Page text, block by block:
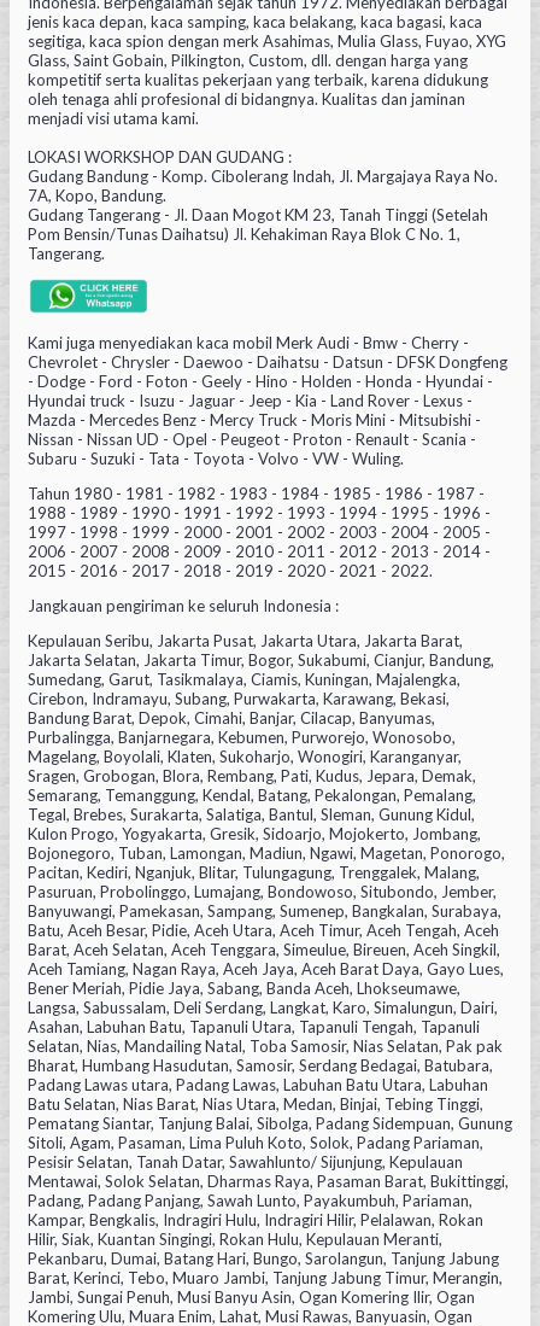
jenis kaca depan, kaca samping, kaca belakang, kaca bagasi, kaca
segitiga, kaca spion dengan merk Asahimas, Mulia Glass, Fuyao, XYG
Glass, Saint Gobain, Pilkington, Custom, dll. dengan harga yang
kompetitif serta kualitas pekerjaan yang terbaik, karena didukung
oleh tenaga ahli profesional di bidangnya. Kualitas dan jaminan
menjadi visi utama kami.
LOKASI WORKSHOP DAN GUDANG :
Gudang Bandung - Komp. Cibolerang Indah, Jl. Margajaya Raya No.
7A, Kopo, Bandung.
Gudang Tangerang - Jl. Daan Mogot KM 23, Tanah Tinggi (Setelah
Pom Bensin/Tunas Daihatsu) Jl. Kehakiman Raya Blok C No. 1,
Tangerang.
Kami juga menyediakan kaca mobil Merk Audi - Bmw - Cherry -
Chevrolet - Chrysler - Daewoo - Daihatsu - Datsun - DFSK Dongfeng
- Dodge - Ford - Foton - Geely - Hino - Holden - Honda - Hyundai -
Hyundai truck - Isuzu - Jaguar - Jeep - Kia - Land Rover - Lexus -
Mazda - Mercedes Benz - Mercy Truck - Moris Mini - Mitsubishi -
Nissan - Nissan UD - Opel - Peugeot - Proton - Renault - Scania -
Subaru - Suzuki - Tata - Toyota - Volvo - VW - Wuling.
Tahun 1980 - 1981 - 1982 - 1983 - 1984 - 1985 - 1986 - 1987 -
1988 - 1989 - 1990 - 1991 - 1992 - 1993 - 1994 - 1995 - 1996 -
1997 - 1998 - 1999 - 2000 - 2001 - 2002 - 2003 - 2004 - 2005 -
2006 - 2007 - 2008 - 2009 - 2010 - 2011 - 2012 - 2013 - 2014 -
2015 - 2016 - 2017 - 2018 - 2019 - 2020 - 2021 - 2022.
Jangkauan pengiriman ke seluruh Indonesia :
Kepulauan Seribu, Jakarta Pusat, Jakarta Utara, Jakarta Barat,
Jakarta Selatan, Jakarta Timur, Bogor, Sukabumi, Cianjur, Bandung,
Sumedang, Garut, Tasikmalaya, Ciamis, Kuningan, Majalengka,
Cirebon, Indramayu, Subang, Purwakarta, Karawang, Bekasi,
Bandung Barat, Depok, Cimahi, Banjar, Cilacap, Banyumas,
Purbalingga, Banjarnegara, Kebumen, Purworejo, Wonosobo,
Magelang, Boyolali, Klaten, Sukoharjo, Wonogiri, Karanganyar,
Sragen, Grobogan, Blora, Rembang, Pati, Kudus, Jepara, Demak,
Semarang, Temanggung, Kendal, Batang, Pekalongan, Pemalang,
Tegal, Brebes, Surakarta, Salatiga, Bantul, Sleman, Gunung Kidul,
Kulon Progo, Yogyakarta, Gresik, Sidoarjo, Mojokerto, Jombang,
Bojonegoro, Tuban, Lamongan, Madiun, Ngawi, Magetan, Ponorogo,
Pacitan, Kediri, Nganjuk, Blitar, Tulungagung, Trenggalek, Malang,
Pasuruan, Probolinggo, Lumajang, Bondowoso, Situbondo, Jember,
Banyuwangi, Pamekasan, Sampang, Sumenep, Bangkalan, Surabaya,
Batu, Aceh Besar, Pidie, Aceh Utara, Aceh Timur, Aceh Tengah, Aceh
Barat, Aceh Selatan, Aceh Tenggara, Simeulue, Bireuen, Aceh Singkil,
Aceh Tamiang, Nagan Raya, Aceh Jaya, Aceh Barat Daya, Gayo Lues,
Bener Meriah, Pidie Jaya, Sabang, Banda Aceh, Lhokseumawe,
Langsa, Sabussalam, Deli Serdang, Langkat, Karo, Simalungun, Dairi,
Asahan, Labuhan Batu, Tapanuli Utara, Tapanuli Tengah, Tapanuli
Selatan, Nias, Mandailing Natal, Toba Samosir, Nias Selatan, Pak pak
Bharat, Humbang Hasudutan, Samosir, Serdang Bedagai, Batubara,
Padang Lawas utara, Padang Lawas, Labuhan Batu Utara, Labuhan
Batu Selatan, Nias Barat, Nias Utara, Medan, Binjai, Tebing Tinggi,
Pematang Siantar, Tanjung Balai, Sibolga, Padang Sidempuan, Gunung
Sitoli, Agam, Pasaman, Lima Puluh Koto, Solok, Padang Pariaman,
Pesisir Selatan, Tanah Datar, Sawahlunto/ Sijunjung, Kepulauan
Mentawai, Solok Selatan, Dharmas Raya, Pasaman Barat, Bukittinggi,
Padang, Padang Panjang, Sawah Lunto, Payakumbuh, Pariaman,
Kampar, Bengkalis, Indragiri Hulu, Indragiri Hilir, Pelalawan, Rokan
Hilir, Siak, Kuantan Singingi, Rokan Hulu, Kepulauan Meranti,
Pekanbaru, Dumai, Batang Hari, Bungo, Sarolangun, Tanjung Jabung
Barat, Kerinci, Tebo, Muaro Jambi, Tanjung Jabung Timur, Merangin,
Jambi, Sungai Penuh, Musi Banyu Asin, Ogan Komering Ilir, Ogan
Komering Ulu, Muara Enim, Lahat, Musi Rawas, Banyuasin, Ogan